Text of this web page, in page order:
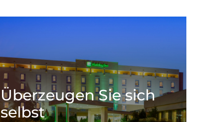
Überzeugen Sie sich
selbst